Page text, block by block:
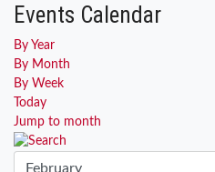
Events Calendar
By Year
By Month
By Week
Today
Jump to month